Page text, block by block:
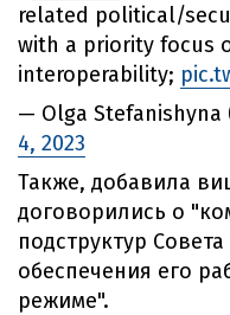
related political/
with a priority focus
interoperability;
— Olga Stefanishyna
4, 2023
Также, добавила
договорились о
подструктур
обеспечения его
режиме".